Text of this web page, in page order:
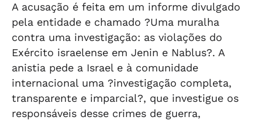
A acusação é feita em um informe divulgado
pela entidade e chamado ?Uma muralha
contra uma investigação: as violações do
Exército israelense em Jenin e Nablus?. A
anistia pede a Israel e à comunidade
internacional uma ?investigação completa,
transparente e imparcial?, que investigue os
responsáveis desse crimes de guerra,